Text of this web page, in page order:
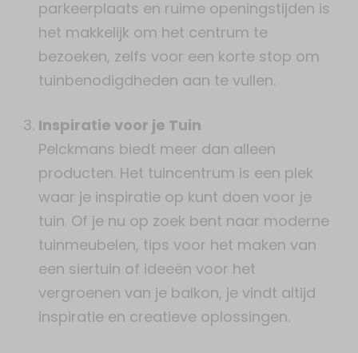
parkeerplaats en ruime openingstijden is
het makkelijk om het centrum te
bezoeken, zelfs voor een korte stop om
tuinbenodigdheden aan te vullen.
Inspiratie voor je Tuin
Pelckmans biedt meer dan alleen
producten. Het tuincentrum is een plek
waar je inspiratie op kunt doen voor je
tuin. Of je nu op zoek bent naar moderne
tuinmeubelen, tips voor het maken van
een siertuin of ideeën voor het
vergroenen van je balkon, je vindt altijd
inspiratie en creatieve oplossingen.